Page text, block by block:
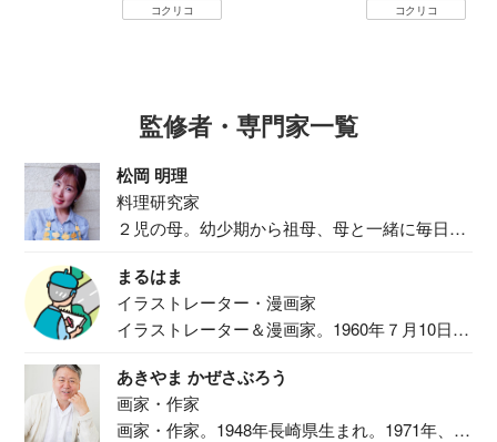
コクリコ コクリコ
監修者・専門家一覧
松岡 明理
料理研究家
２児の母。幼少期から祖母、母と一緒に毎日の
まるはま
イラストレーター・漫画家
イラストレーター＆漫画家。1960年７月10日生
あきやま かぜさぶろう
画家・作家
画家・作家。1948年長崎県生まれ。1971年、